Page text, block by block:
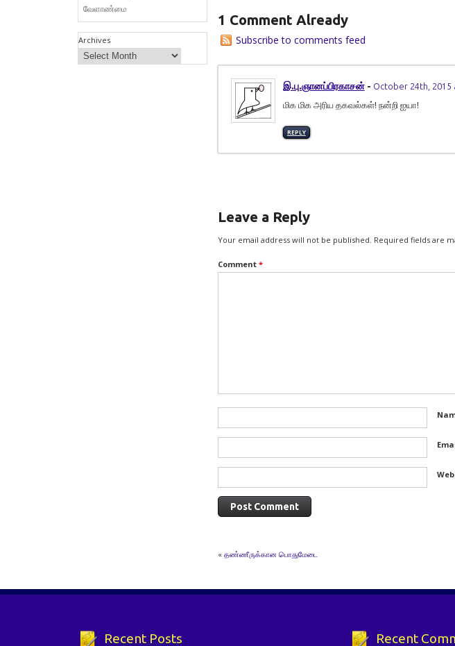
1 Comment Already
Subscribe to comments feed
இ.பு.ஞானப்பிரகாசன் - October 24th, 2015
மிக மிக அரிய தகவல்கள்! நன்றி ஐயா!
REPLY
Leave a Reply
Your email address will not be published. Required fields are
Comment *
« தண்ணீருக்கான பொதுமேடை
வேளாண்மை
Archives
Recent Posts Recent